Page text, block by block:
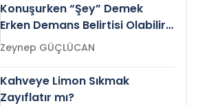
Konuşurken “Şey” Demek
Erken Demans Belirtisi Olabilir
mi?
Zeynep GÜÇLÜCAN
Kahveye Limon Sıkmak
Zayıflatır mı?